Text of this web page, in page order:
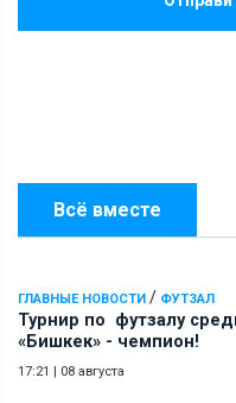
Всё вместе
ГЛАВНЫЕ НОВОСТИ / ФУТЗАЛ
Турнир по футзалу
«Бишкек» - чемпион!
17:21 | 08 августа